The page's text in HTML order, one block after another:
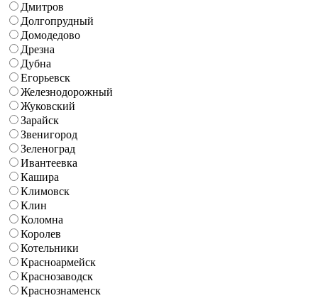
Дмитров
Долгопрудный
Домодедово
Дрезна
Дубна
Егорьевск
Железнодорожный
Жуковский
Зарайск
Звенигород
Зеленоград
Ивантеевка
Кашира
Климовск
Клин
Коломна
Королев
Котельники
Красноармейск
Краснозаводск
Краснознаменск